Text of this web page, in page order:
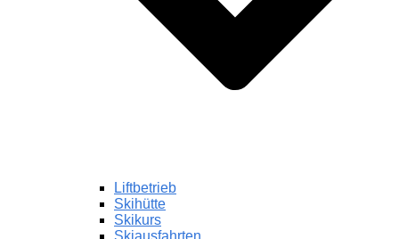
Liftbetrieb
Skihütte
Skikurs
Skiausfahrten